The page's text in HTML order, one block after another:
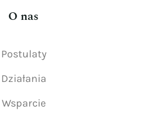
O nas
Postulaty
Działania
Wsparcie